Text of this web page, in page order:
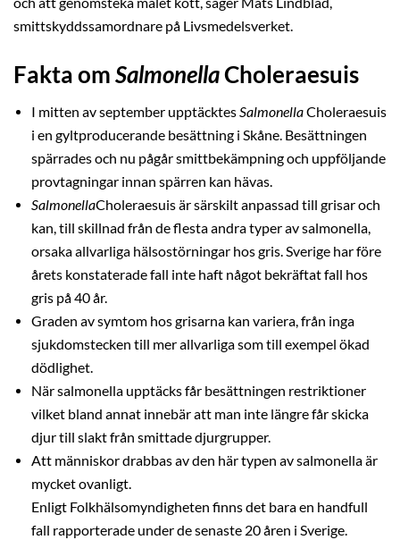
smittskyddssamordnare på Livsmedelsverket.
Fakta omSalmonellaCholeraesuis
I mitten av september upptäcktesSalmonellaCholeraesuis
i en gyltproducerande besättning i Skåne. Besättningen
spärrades och nu pågår smittbekämpning och uppföljande
provtagningar innan spärren kan hävas.
SalmonellaCholeraesuis är särskilt anpassad till grisar och
kan, till skillnad från de flesta andra typer av salmonella,
orsaka allvarliga hälsostörningar hos gris. Sverige har före
årets konstaterade fall inte haft något bekräftat fall hos
gris på 40 år.
Graden av symtom hos grisarna kan variera, från inga
sjukdomstecken till mer allvarliga som till exempel ökad
dödlighet.
När salmonella upptäcks får besättningen restriktioner
vilket bland annat innebär att man inte längre får skicka
djur till slakt från smittade djurgrupper.
Att människor drabbas av den här typen av salmonella är
mycket ovanligt.
Enligt Folkhälsomyndigheten finns det bara en handfull
fall rapporterade under de senaste 20 åren i Sverige.